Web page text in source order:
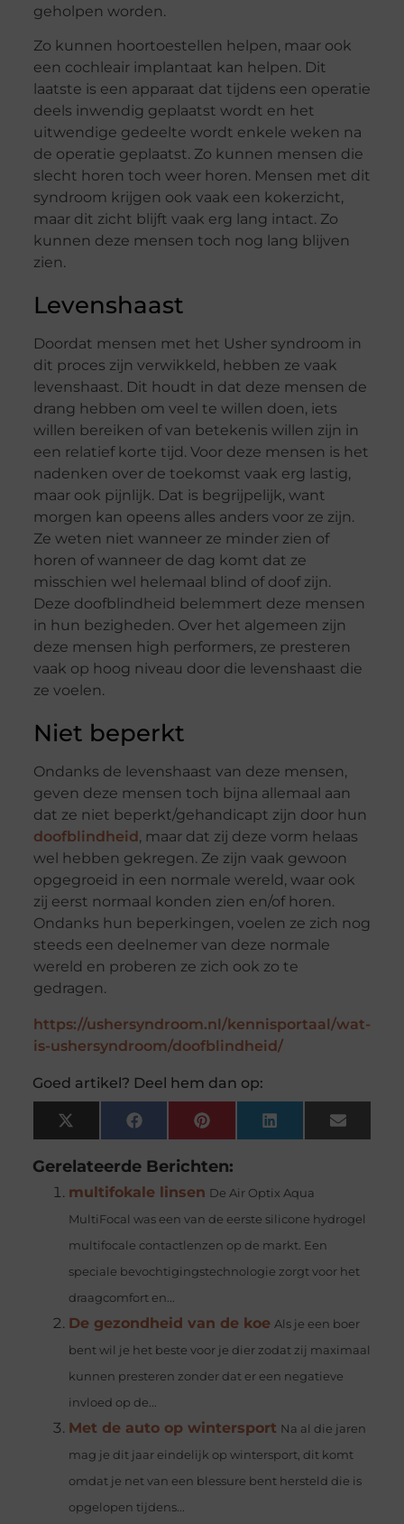
geholpen worden.
Zo kunnen hoortoestellen helpen, maar ook
een cochleair implantaat kan helpen. Dit
laatste is een apparaat dat tijdens een operatie
deels inwendig geplaatst wordt en het
uitwendige gedeelte wordt enkele weken na
de operatie geplaatst. Zo kunnen mensen die
slecht horen toch weer horen. Mensen met dit
syndroom krijgen ook vaak een kokerzicht,
maar dit zicht blijft vaak erg lang intact. Zo
kunnen deze mensen toch nog lang blijven
zien.
Levenshaast
Doordat mensen met het Usher syndroom in
dit proces zijn verwikkeld, hebben ze vaak
levenshaast. Dit houdt in dat deze mensen de
drang hebben om veel te willen doen, iets
willen bereiken of van betekenis willen zijn in
een relatief korte tijd. Voor deze mensen is het
nadenken over de toekomst vaak erg lastig,
maar ook pijnlijk. Dat is begrijpelijk, want
morgen kan opeens alles anders voor ze zijn.
Ze weten niet wanneer ze minder zien of
horen of wanneer de dag komt dat ze
misschien wel helemaal blind of doof zijn.
Deze doofblindheid belemmert deze mensen
in hun bezigheden. Over het algemeen zijn
deze mensen high performers, ze presteren
vaak op hoog niveau door die levenshaast die
ze voelen.
Niet beperkt
Ondanks de levenshaast van deze mensen,
geven deze mensen toch bijna allemaal aan
dat ze niet beperkt/gehandicapt zijn door hun
doofblindheid , maar dat zij deze vorm helaas
wel hebben gekregen. Ze zijn vaak gewoon
opgegroeid in een normale wereld, waar ook
zij eerst normaal konden zien en/of horen.
Ondanks hun beperkingen, voelen ze zich nog
steeds een deelnemer van deze normale
wereld en proberen ze zich ook zo te
gedragen.
https://ushersyndroom.nl/kennisportaal/wat-
is-ushersyndroom/doofblindheid/
Goed artikel? Deel hem dan op:
X
(Twitter)
FacebookPinterest LinkedIn Email
Gerelateerde Berichten:
multifokale linsen De Air Optix Aqua
MultiFocal was een van de eerste silicone hydrogel
multifocale contactlenzen op de markt. Een
speciale bevochtigingstechnologie zorgt voor het
draagcomfort en...
De gezondheid van de koe Als je een boer
bent wil je het beste voor je dier zodat zij maximaal
kunnen presteren zonder dat er een negatieve
invloed op de...
Met de auto op wintersport Na al die jaren
mag je dit jaar eindelijk op wintersport, dit komt
omdat je net van een blessure bent hersteld die is
opgelopen tijdens...